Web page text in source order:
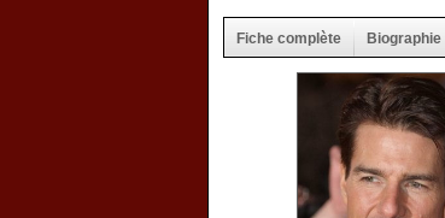
Fiche complète Biographie